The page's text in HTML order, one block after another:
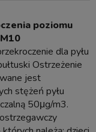
poziomu
dla pyłu
Ostrzeżenie
jest
stężeń pyłu
50μg/m3.